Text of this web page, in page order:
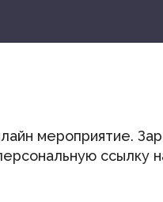
мероприятие.